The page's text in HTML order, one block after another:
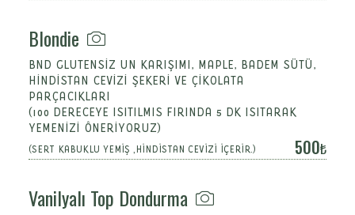
Blondie
BND GLUTENSİZ UN KARIŞIMI, MAPLE, BADEM SÜTÜ,
HİNDİSTAN CEVİZİ ŞEKERİ VE ÇİKOLATA
PARÇACIKLARI
(100 DERECEYE ISITILMIS FIRINDA 5 DK ISITARAK
YEMENİZİ ÔNERİYORUZ)
(SERT KABUKLU YEMİŞ ,HİNDİSTAN CEVİZİ İÇERİR.) 500
Vanilyalı Top Dondurma